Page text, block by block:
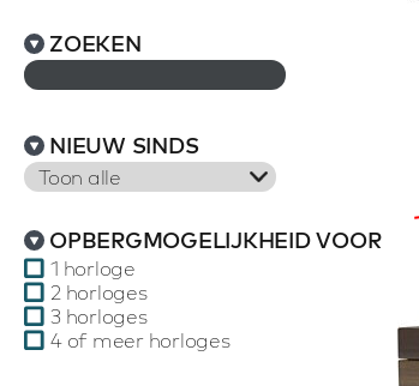
ZOEKEN
NIEUW SINDS
Toon alle
OPBERGMOGELIJKHEID VOOR
1 horloge
2 horloges
3 horloges
4 of meer horloges